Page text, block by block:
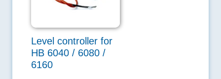
Level controller for
HB 6040 / 6080 /
6160